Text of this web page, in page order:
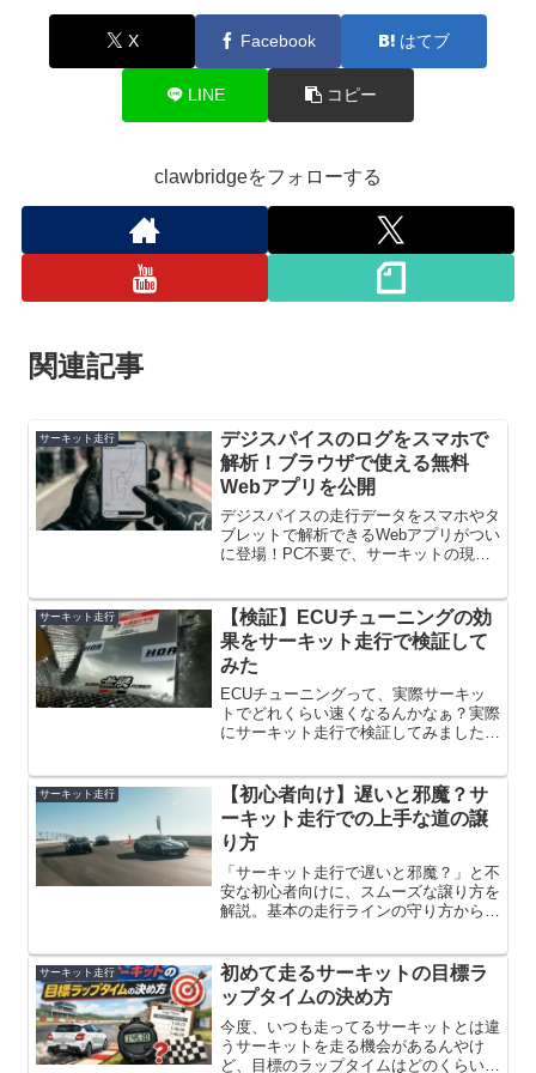
X Facebook はてブ
LINE コピー
clawbridgeをフォローする
関連記事
サーキット走行
デジスパイスのログをスマホで
解析！ブラウザで使える無料
Webアプリを公開
デジスパイスの走行データをスマホやタ
ブレットで解析できるWebアプリがつい
に登場！PC不要で、サーキットの現場
ルアップを目指す全ドライバー必見のツ
ールを紹介します。
サーキット走行
【検証】ECUチューニングの効
果をサーキット走行で検証して
みた
ECUチューニングって、実際サーキッ
トでどれくらい速くなるんかなぁ？実際
にサーキット走行で検証してみました！
ることで、エンジンのパフォーマンスを
改善する方法です。最適な...
サーキット走行
【初心者向け】遅いと邪魔？サ
ーキット走行での上手な道の譲
り方
「サーキット走行で遅いと邪魔？」と不
安な初心者向けに、スムーズな譲り方を
解説。基本の走行ラインの守り方から、
安全で楽しいサーキット走行のために、
適切な譲り方をマスターしましょう。
サーキット走行
初めて走るサーキットの目標ラ
ップタイムの決め方
今度、いつも走ってるサーキットとは違
うサーキットを走る機会があるんやけ
ど、目標のラップタイムはどのくらいに